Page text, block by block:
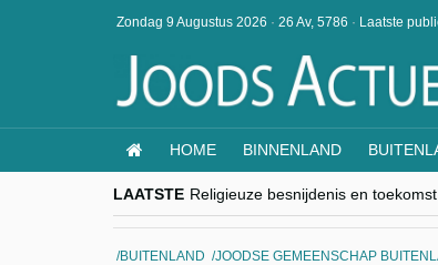
Zondag 9 Augustus 2026 · 26 Av, 5786 · Laatste
HOME BINNENLAND
LAATSTE Religieuze besnijdenis en
“Besnijdenisdebat toont hoe
CITYTRIP | ROEMENIË –
“Vandaag zit elke Jood in België op
BUITENLAND JOODSE GEMEENSCHAP